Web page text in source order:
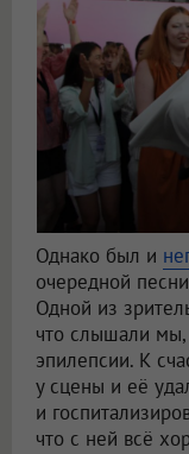
Однако был и
очередной
Одной из
что слышали мы,
эпилепсии. К
у сцены и её
и
что с ней всё